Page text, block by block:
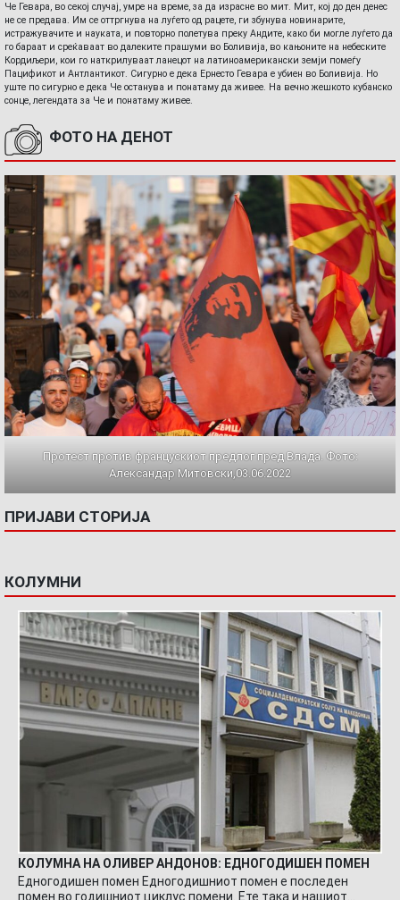
Че Гевара, во секој случај, умре на време, за да израсне во мит. Мит, кој до ден денес
не се предава. Им се оттргнува на луѓето од рацете, ги збунува новинарите,
истражувачите и науката, и повторно полетува преку Андите, како би могле луѓето да
го бараат и среќаваат во далеките прашуми во Боливија, во кањоните на небеските
Кордиљери, кои го наткрилуваат ланецот на латиноамерикански земји помеѓу
Пацификот и Антлантикот. Сигурно е дека Ернесто Гевара е убиен во Боливија. Но
уште по сигурно е дека Че останува и понатаму да живее. На вечно жешкото кубанско
сонце, легендата за Че и понатаму живее.
ФОТО НА ДЕНОТ
Протест против францускиот предлог пред Влада. Фото:
Александар Митовски,03.06.2022
ПРИЈАВИ СТОРИЈА
КОЛУМНИ
КОЛУМНА НА ОЛИВЕР АНДОНОВ: ЕДНОГОДИШЕН ПОМЕН
Едногодишен помен Едногодишниот помен е последен
помен во годишниот циклус помени. Ете така и нашиот…